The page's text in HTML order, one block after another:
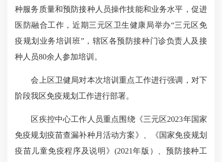
种服务质量和预防接种人员操作技能和业务水平，促进
医防融合工作，近期三元区卫生健康局举办“三元区免
疫规划业务培训班”，辖区各预防接种门诊负责人及接
种人员80余人参加培训。
会上区卫健局对本次培训重点工作进行强调，对下
阶段我区免疫规划工作进行部署。
区疾控中心工作人员重点围绕《三元区2023年国家
免疫规划疫苗查漏补种月活动方案》、《国家免疫规划
疫苗儿童免疫程序及说明》(2021年版）、预防接种工